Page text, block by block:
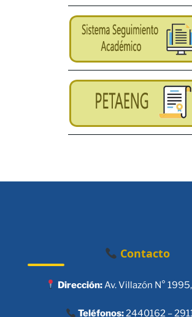
Contacto
Dirección:Av. Villazón N°
Teléfonos:2440162 –